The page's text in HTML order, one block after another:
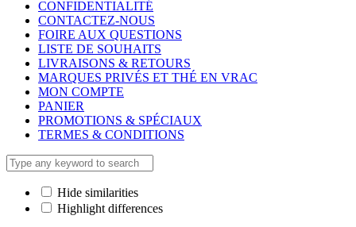
CONFIDENTIALITÉ
CONTACTEZ-NOUS
FOIRE AUX QUESTIONS
LISTE DE SOUHAITS
LIVRAISONS & RETOURS
MARQUES PRIVÉS ET THÉ EN VRAC
MON COMPTE
PANIER
PROMOTIONS & SPÉCIAUX
TERMES & CONDITIONS
Hide similarities
Highlight differences